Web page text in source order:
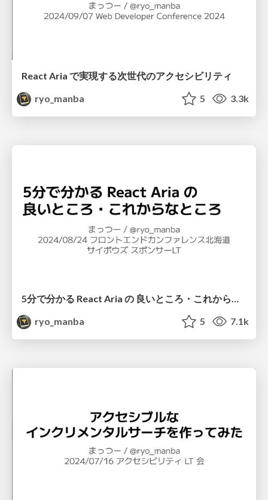
React Aria で実現する次世代のアクセシビリティ
ryo_manba
5 3.3k
5分で分かる React Aria の 良いところ・これからなところ
ryo_manba
5 7.1k